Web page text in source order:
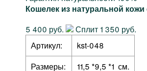
Кошелек из натуральной кожи
5 400 руб.
Сплит 1 350 руб.
Артикул:
kst-048
Размеры:
11,5 *9,5 *1 см.